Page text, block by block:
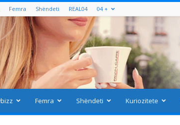
Femra Shëndeti REAL04 04 +
Femra Shëndeti Kuriozitete